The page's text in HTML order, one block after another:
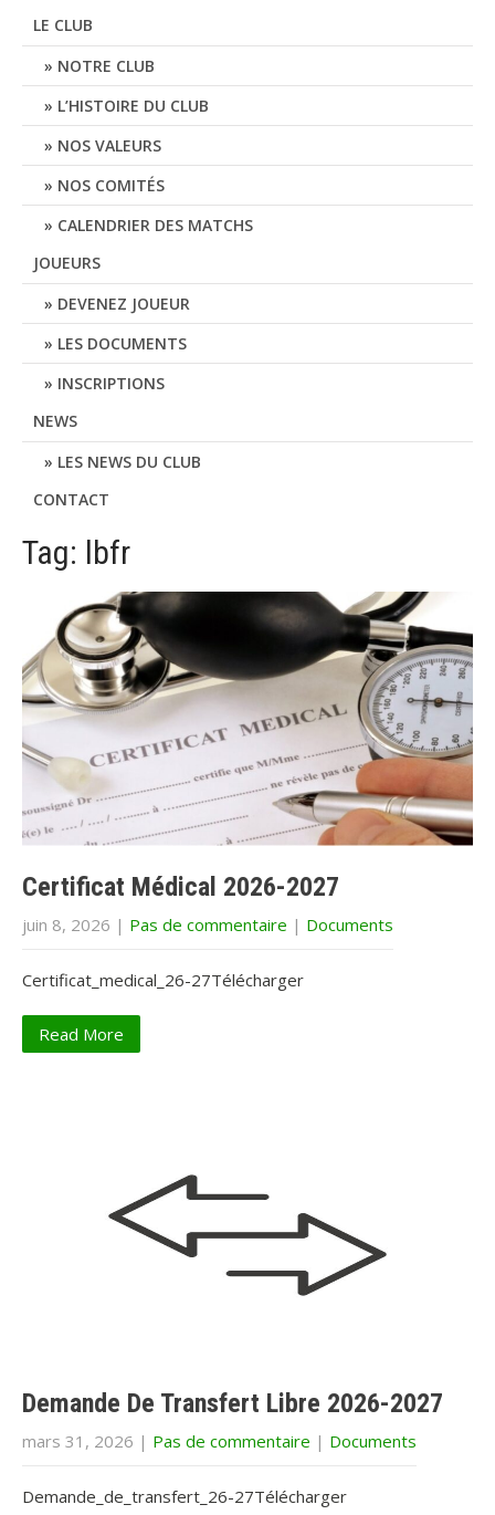
LE CLUB
NOTRE CLUB
L’HISTOIRE DU CLUB
NOS VALEURS
NOS COMITÉS
CALENDRIER DES MATCHS
JOUEURS
DEVENEZ JOUEUR
LES DOCUMENTS
INSCRIPTIONS
NEWS
LES NEWS DU CLUB
CONTACT
Tag: lbfr
Certificat Médical 2026-2027
juin 8, 2026 | Pas de commentaire | Documents
Certificat_medical_26-27Télécharger
Read More
Demande De Transfert Libre 2026-2027
mars 31, 2026 | Pas de commentaire | Documents
Demande_de_transfert_26-27Télécharger